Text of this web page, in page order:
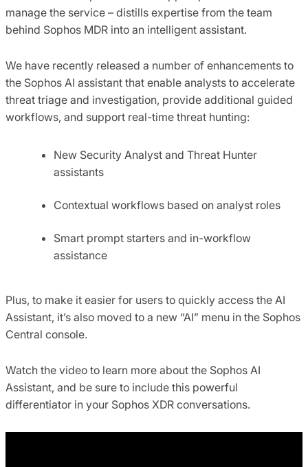
manage the service – distills expertise from the team
behind Sophos MDR into an intelligent assistant.
We have recently released a number of enhancements to
the Sophos AI assistant that enable analysts to accelerate
threat triage and investigation, provide additional guided
workflows, and support real-time threat hunting:
New Security Analyst and Threat Hunter
assistants
Contextual workflows based on analyst roles
Smart prompt starters and in-workflow
assistance
Plus, to make it easier for users to quickly access the AI
Assistant, it’s also moved to a new “AI” menu in the Sophos
Central console.
Watch the video to learn more about the Sophos AI
Assistant, and be sure to include this powerful
differentiator in your Sophos XDR conversations.